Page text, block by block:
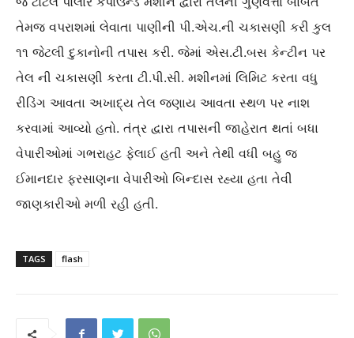
તેમજ વપરાશમાં લેવાતા પાણીની પી.એચ.ની ચકાસણી કરી કુલ
૧૧ જેટલી દુકાનોની તપાસ કરી. જેમાં એસ.ટી.બસ કેન્ટીન પર
તેલ ની ચકાસણી કરતા ટી.પી.સી. મશીનમાં લિમિટ કરતા વધુ
રીડિંગ આવતા અખાદ્ય તેલ જણાય આવતા સ્થળ પર નાશ
કરવામાં આવ્યો હતો. તંત્ર દ્વારા તપાસની જાહેરાત થતાં બધા
વેપારીઓમાં ગભરાહટ ફેલાઈ હતી અને તેથી વધી બહુ જ
ઈમાનદાર ફરસાણના વેપારીઓ બિન્દાસ રહ્યા હતા તેવી
જાણકારીઓ મળી રહી હતી.
TAGS flash